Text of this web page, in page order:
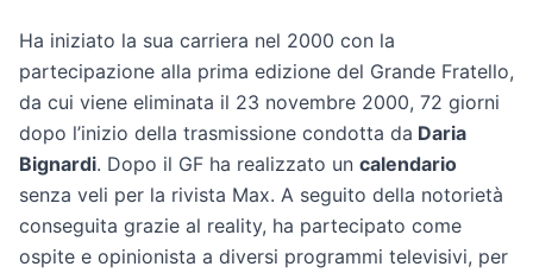
Ha iniziato la sua carriera nel 2000 con la
partecipazione alla prima edizione del Grande Fratello,
da cui viene eliminata il 23 novembre 2000, 72 giorni
dopo l’inizio della trasmissione condotta da Daria
Bignardi. Dopo il GF ha realizzato un calendario
senza veli per la rivista Max. A seguito della notorietà
conseguita grazie al reality, ha partecipato come
ospite e opinionista a diversi programmi televisivi, per